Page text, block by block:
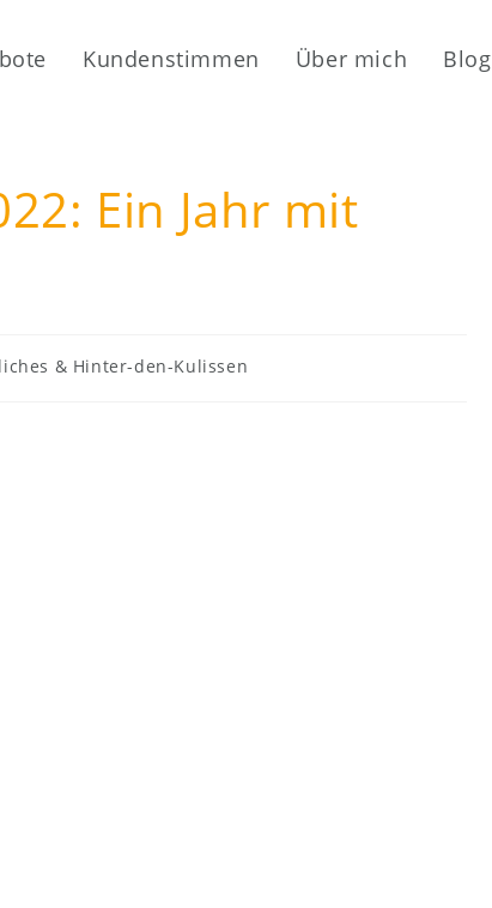
Kundenstimmen Über mich Blog
Ein Jahr mit
& Hinter-den-Kulissen